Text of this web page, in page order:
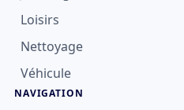
Loisirs
Nettoyage
Véhicule
NAVIGATION